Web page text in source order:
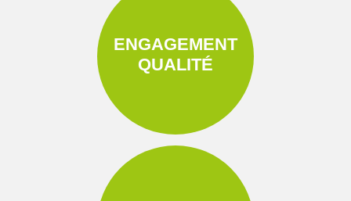
ENGAGEMENT
QUALITÉ